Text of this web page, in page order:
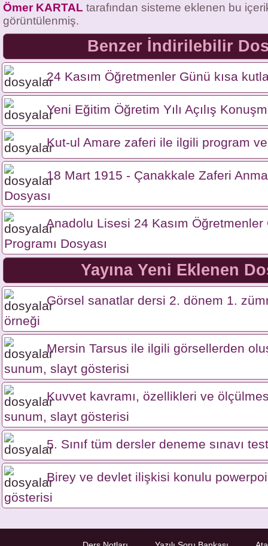
Ömer KARTAL tarafından sisteme eklenen bu
görüntülenmiş.
Benzer İndirilebilir
24 Kasım Öğretmenler Günü kısa
Yeni Eğitim Öğretim Yılı Açılış
Kut-ul Amare zaferi ile ilgili program
18 Mart 1915 - Çanakkale Zaferi
Dosyası
Anadolu Lisesi 24 Kasım
Programı Dosyası
Yayına Yeni Eklenen
Görsel sanatlar dersi 2. dönem 1.
örneği
Mersin Tarsus ile ilgili görsellerden
sunum, slayt gösterisi
Kuvvet kavramı, özellikleri ve
sunum, slayt gösterisi
5. Sınıf tüm dersler deneme sınavı
Birey ve devlet ilişkisi konulu
gösterisi